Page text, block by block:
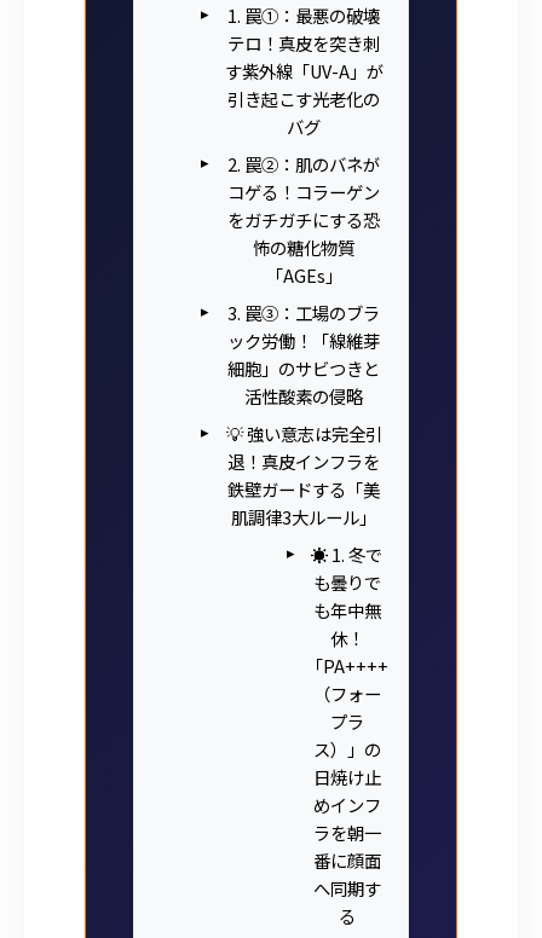
1. 罠①：最悪の破壊
テロ！真皮を突き刺
す紫外線「UV-A」が
引き起こす光老化の
バグ
2. 罠②：肌のバネが
コゲる！コラーゲン
をガチガチにする恐
怖の糖化物質
「AGEs」
3. 罠③：工場のブラ
ック労働！「線維芽
細胞」のサビつきと
活性酸素の侵略
💡 強い意志は完全引
退！真皮インフラを
鉄壁ガードする「美
肌調律3大ルール」
☀️ 1. 冬で
も曇りで
も年中無
休！
「PA++++
（フォー
プラ
ス）」の
日焼け止
めインフ
ラを朝一
番に顔面
へ同期す
る